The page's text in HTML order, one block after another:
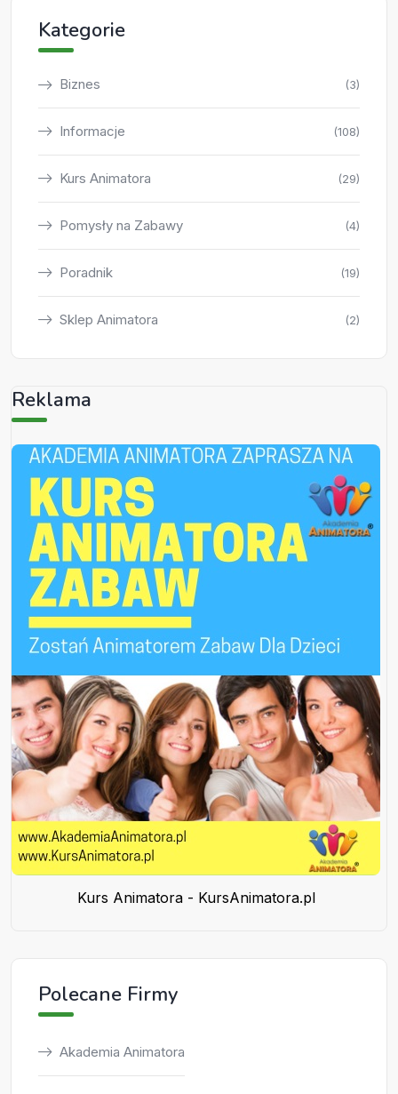
Kategorie
Biznes (3)
Informacje (108)
Kurs Animatora (29)
Pomysły na Zabawy (4)
Poradnik (19)
Sklep Animatora (2)
Reklama
Kurs Animatora - KursAnimatora.pl
Polecane Firmy
Akademia Animatora